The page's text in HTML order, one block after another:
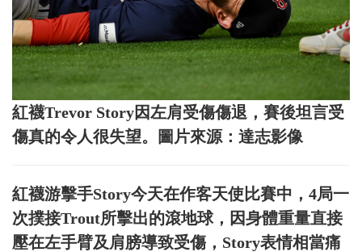
紅襪Trevor Story因左肩受傷傷退，賽後坦言受
傷真的令人很失望。圖片來源：達志影像
紅襪游擊手Story今天在作客天使比賽中，4局一
次撲接Trout所擊出的滾地球，因身體重量直接
壓在左手臂及肩膀導致受傷，Story表情相當痛